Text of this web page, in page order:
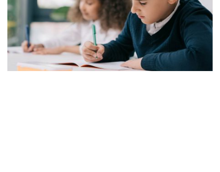
© Depositphotos